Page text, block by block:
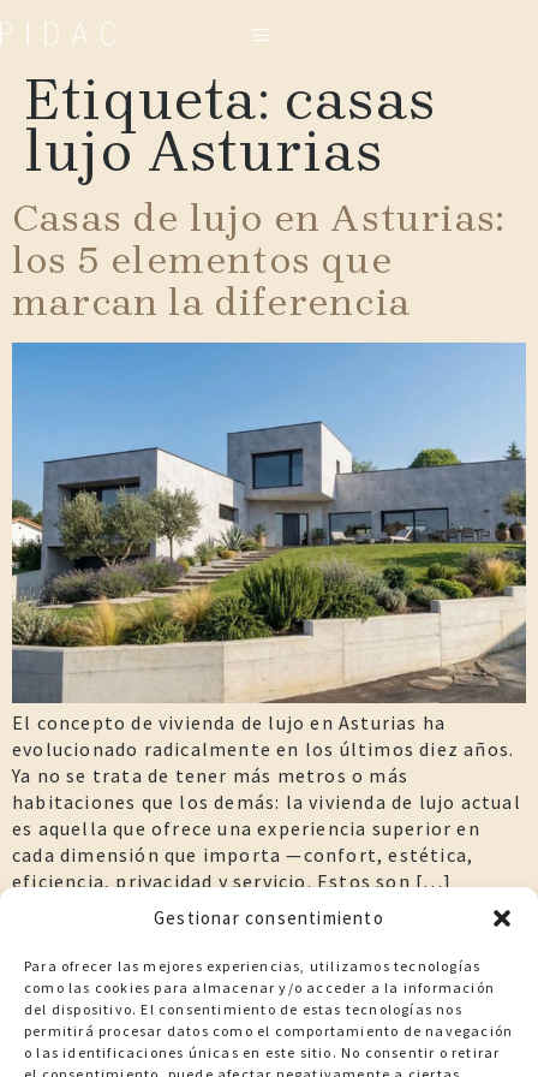
Gestionar consentimiento
Para ofrecer las mejores experiencias, utilizamos tecnologías
como las cookies para almacenar y/o acceder a la información
del dispositivo. El consentimiento de estas tecnologías nos
permitirá procesar datos como el comportamiento de navegación
o las identificaciones únicas en este sitio. No consentir o retirar
Etiqueta: casas
lujo Asturias
Casas de lujo en Asturias:
los 5 elementos que
marcan la diferencia
El concepto de vivienda de lujo en Asturias ha
evolucionado radicalmente en los últimos diez años.
Ya no se trata de tener más metros o más
habitaciones que los demás: la vivienda de lujo actual
es aquella que ofrece una experiencia superior en
cada dimensión que importa —confort, estética,
eficiencia, privacidad y servicio. Estos son […]
MÉTODO
VIVIENDAS
PROYECTOS
SERVICIOS
360º
ESENCIA